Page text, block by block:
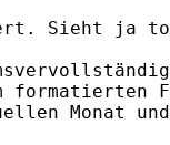
Sieht ja
formatierten